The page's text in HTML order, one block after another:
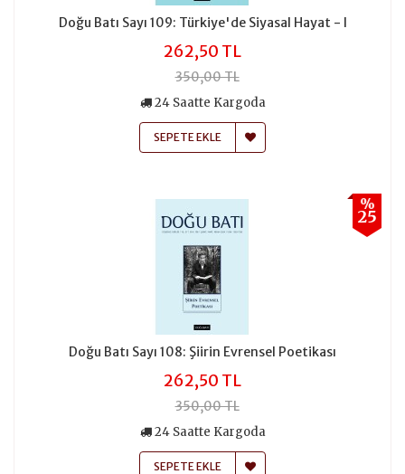
Doğu Batı Sayı 109: Türkiye'de Siyasal Hayat - I
262,50 TL
350,00 TL
24 Saatte Kargoda
SEPETE EKLE
%
25
Doğu Batı Sayı 108: Şiirin Evrensel Poetikası
262,50 TL
350,00 TL
24 Saatte Kargoda
SEPETE EKLE